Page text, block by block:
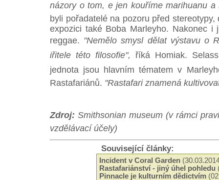
názory o tom, e jen kouříme marihuanu
byli pořadatelé na pozoru před
expozici také Boba Marleyho. Nakonec i
reggae. "Nemělo smysl dělat výstavu o
iřitele této filosofie", říká Homiak.
jednota jsou hlavním tématem v
Rastafariánů. "Rastafari znamená
Zdroj: Smithsonian museum (v rámci
vzdělávací účely)
Související články:
Incident v Coral Garden
Rastafariánství - jiný úhel pohledu
Pinnacle je kulturním dědictvím